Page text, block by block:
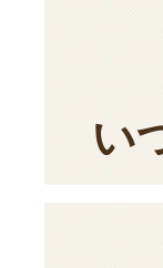
い